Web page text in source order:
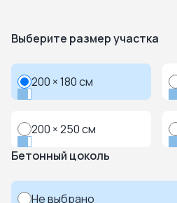
Выберите размер участка
200 × 180 см
200 × 250 см
Бетонный цоколь
Не выбрано